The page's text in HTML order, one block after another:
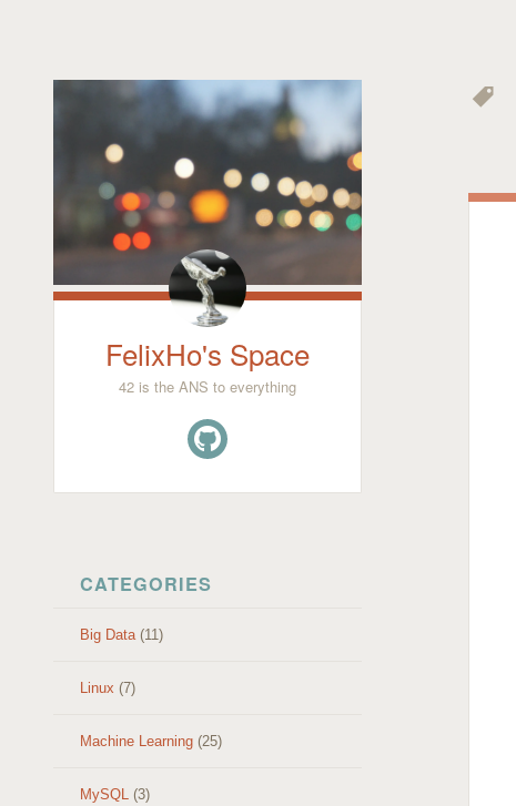
FelixHo's Space
42 is the ANS to everything
CATEGORIES
Big Data (11)
Linux (7)
Machine Learning (25)
MySQL (3)